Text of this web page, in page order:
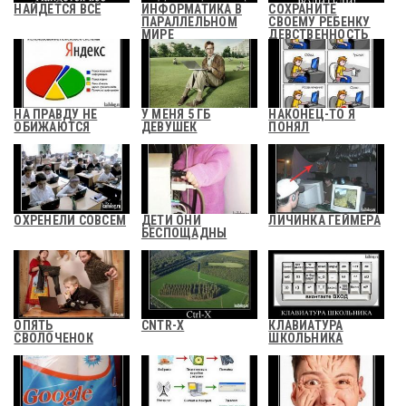
НАЙДЕТСЯ ВСЁ
ИНФОРМАТИКА В
ПАРАЛЛЕЛЬНОМ
МИРЕ
СОХРАНИТЕ
СВОЕМУ РЕБЕНКУ
ДЕВСТВЕННОСТЬ
НА ПРАВДУ НЕ
ОБИЖАЮТСЯ
У МЕНЯ 5 ГБ
ДЕВУШЕК
НАКОНЕЦ-ТО Я
ПОНЯЛ
ОХРЕНЕЛИ СОВСЕМ
ДЕТИ ОНИ
БЕСПОЩАДНЫ
ЛИЧИНКА ГЕЙМЕРА
ОПЯТЬ
СВОЛОЧЕНОК
CNTR-X
КЛАВИАТУРА
ШКОЛЬНИКА